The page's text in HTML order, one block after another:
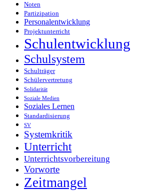
Noten
Partizipation
Personalentwicklung
Projektunterricht
Schulentwicklung
Schulsystem
Schulträger
Schülervertretung
Solidarität
Soziale Medien
Soziales Lernen
Standardisierung
SV
Systemkritik
Unterricht
Unterrichtsvorbereitung
Vorworte
Zeitmangel